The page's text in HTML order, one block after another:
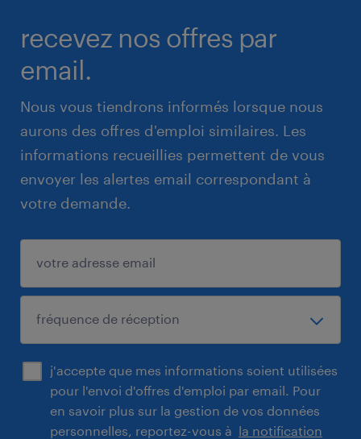
recevez nos offres par
email.
Nous vous tiendrons informés lorsque nous
aurons des offres d'emploi similaires. Les
informations recueillies permettent de vous
envoyer les alertes email correspondant à
votre demande.
j'accepte que mes informations soient utilisées
pour l'envoi d'offres d'emploi par email. Pour
en savoir plus sur la gestion de vos données
personnelles, reportez-vous à la notification